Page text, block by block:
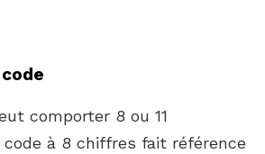
comporter 8 ou 11
à 8 chiffres fait référence